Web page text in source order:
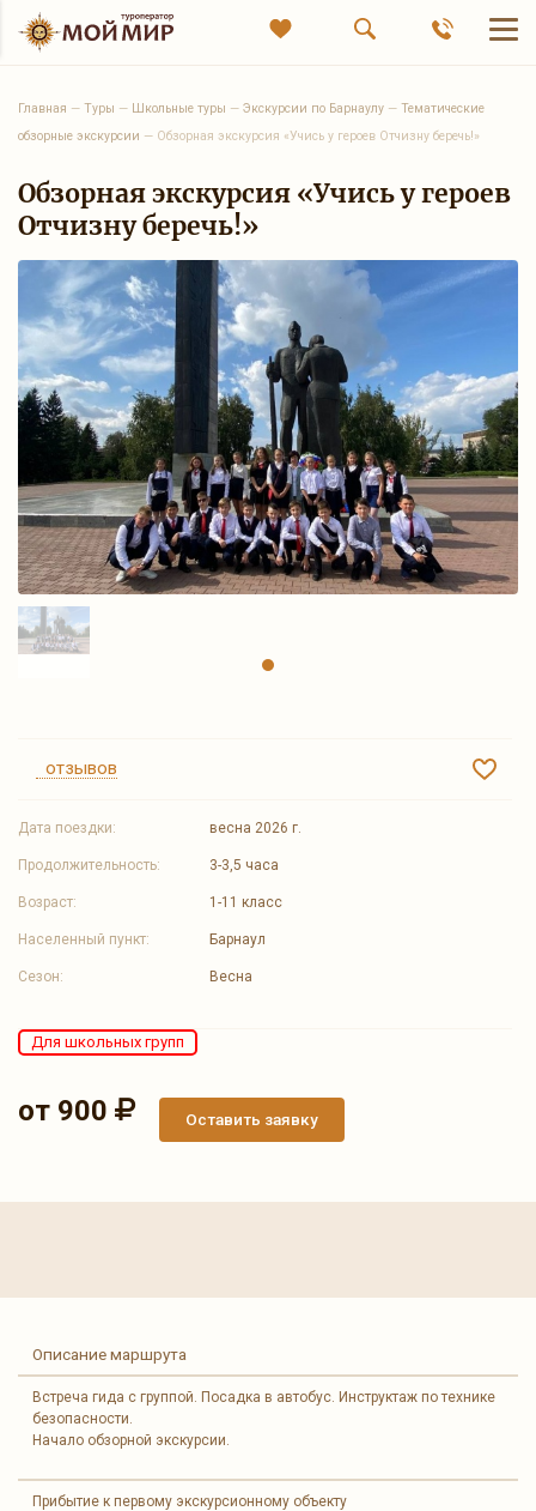
Главная — Туры — Школьные туры — Экскурсии по Барнаулу — Тематические
обзорные экскурсии — Обзорная экскурсия «Учись у героев Отчизну беречь!»
Обзорная экскурсия «Учись у героев
Отчизну беречь!»
отзывов
Дата поездки: весна 2026 г.
Продолжительность: 3-3,5 часа
Возраст: 1-11 класс
Населенный пункт: Барнаул
Сезон: Весна
Для школьных групп
от 900 Оставить заявку
Описание маршрута
Встреча гида с группой. Посадка в автобус. Инструктаж по технике
безопасности.
Начало обзорной экскурсии.
Прибытие к первому экскурсионному объекту